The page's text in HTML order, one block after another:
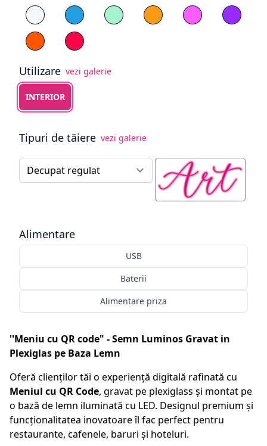
Alege culoare silicon
Alb Albastru Cyan Galben Magenta
Mov
PortocaliuRoșu
Utilizare vezi galerie
Alege tipul de utilizare
INTERIOR
Tipuri de tăiere vezi galerie
Tip tăiere semn luminos
Alimentare
USB
Baterii
Alimentare priza
''Meniu cu QR code" - Semn Luminos Gravat in
Plexiglas pe Baza Lemn
Oferă clienților tăi o experiență digitală rafinată cu
Meniul cu QR Code, gravat pe plexiglass și montat pe
o bază de lemn iluminată cu LED. Designul premium și
funcționalitatea inovatoare îl fac perfect pentru
restaurante, cafenele, baruri și hoteluri.